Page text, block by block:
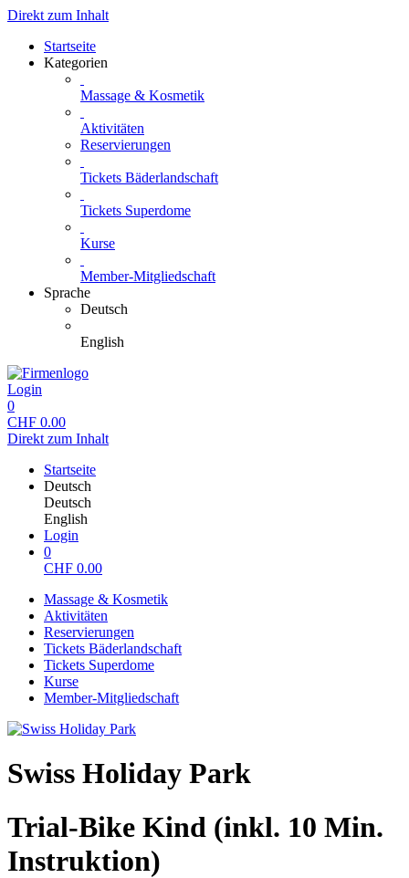
Direkt zum Inhalt
Startseite
Kategorien
Massage & Kosmetik
Aktivitäten
Reservierungen
Tickets Bäderlandschaft
Tickets Superdome
Kurse
Member-Mitgliedschaft
Sprache
Deutsch
English
Login
0
CHF 0.00
Direkt zum Inhalt
Startseite
Deutsch
Deutsch
English
Login
0
CHF 0.00
Massage & Kosmetik
Aktivitäten
Reservierungen
Tickets Bäderlandschaft
Tickets Superdome
Kurse
Member-Mitgliedschaft
Swiss Holiday Park
Trial-Bike Kind (inkl. 10 Min.
Instruktion)